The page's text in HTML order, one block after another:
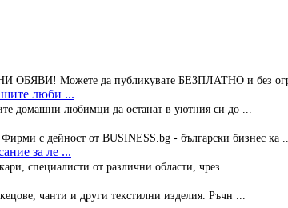
Можете да публикувате БЕЗПЛАТНО и без огр
люби ...
домашни любимци да останат в уютния си до ...
с дейност от BUSINESS.bg - български бизнес ка ...
за ле ...
специалисти от различни области, чрез ...
чанти и други текстилни изделия. Ръчн ...